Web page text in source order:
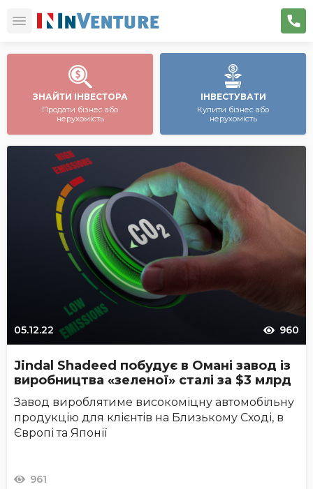
ЗНАЙТИ ІНВЕСТОРА
Продати бізнес або
нерухомість
ІНВЕСТУВАТИ
Купити бізнес або
нерухомість
05.12.22 960
Jindal Shadeed побудує в Омані завод із
виробництва «зеленої» сталі за $3 млрд
Завод вироблятиме високоміцну автомобільну
продукцію для клієнтів на Близькому Сході, в
Європі та Японії
961